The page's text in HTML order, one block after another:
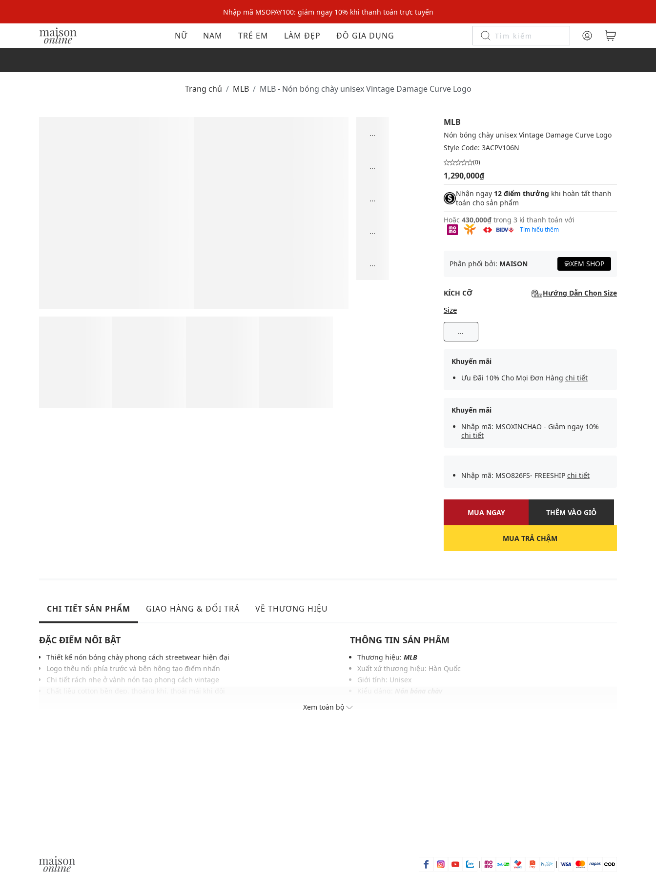
Nhập mã MSOPAY100: giảm ngay 10% khi thanh toán trực tuyến
Nhập mã: MSOXINCHAO - Giảm 10% đơn đầu cho thành viên mới!
Nhập mã MSOPAY100: giảm ngay 10% khi thanh toán trực tuyến
NỮ NAM TRẺ EM LÀM ĐẸP ĐỒ GIA DỤNG
Trang chủ MLB MLB - Nón bóng chày unisex Vintage Damage Curve Logo
...
...
...
...
...
MLB
Nón bóng chày unisex Vintage Damage Curve Logo
Style Code: 3ACPV106N
(0)
1,290,000₫
Nhận ngay 12 điểm thưởng khi hoàn tất thanh
toán cho sản phẩm
Hoặc 430,000₫ trong 3 kì thanh toán với
Tìm hiểu thêm
Phân phối bởi: MAISON XEM SHOP
KÍCH CỠ Hướng Dẫn Chọn Size
Size
...
Khuyến mãi
Ưu Đãi 10% Cho Mọi Đơn Hàng chi tiết
Khuyến mãi
Nhập mã: MSOXINCHAO - Giảm ngay 10%
chi tiết
Nhập mã: MSO826FS- FREESHIP chi tiết
MUA NGAY THÊM VÀO GIỎ
MUA TRẢ CHẬM
CHI TIẾT SẢN PHẨM GIAO HÀNG & ĐỔI TRẢ VỀ THƯƠNG HIỆU
ĐẶC ĐIỂM NỔI BẬT
Thiết kế nón bóng chày phong cách streetwear hiện đại
Logo thêu nổi phía trước và bên hông tạo điểm nhấn
Chi tiết rách nhẹ ở vành nón tạo phong cách vintage
THÔNG TIN SẢN PHẨM
Thương hiệu: MLB
Xuất xứ thương hiệu: Hàn Quốc
Giới tính: Unisex
Xem toàn bộ
| |